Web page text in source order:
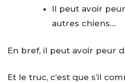
Il peut avoir
autres chiens…
En bref, il peut avoir peur
Et le truc, c’est que s’il